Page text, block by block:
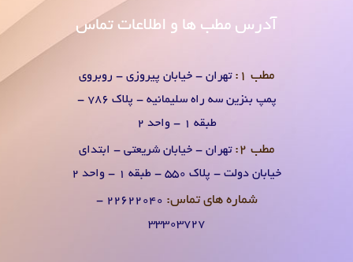
آدرس مطب ها و اطلاعات تماس
مطب 1:
تهران - خیابان پیروزی - روبروی
پمپ بنزین سه راه سلیمانیه - پلاک 786 -
طبقه 1 - واحد 2
مطب 2:
تهران - خیابان شریعتی - ابتدای
خیابان دولت - پلاک 550 - طبقه 1 - واحد 2
شماره های تماس:
۲۲۶۲۲۰۴0 -
۳۳۳۰۳۷۲۷